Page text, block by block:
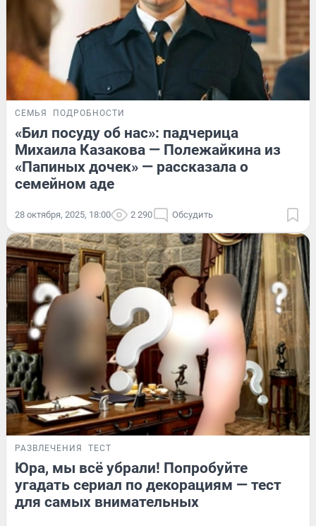
СЕМЬЯ ПОДРОБНОСТИ
«Бил посуду об нас»: падчерица
Михаила Казакова — Полежайкина из
«Папиных дочек» — рассказала о
семейном аде
28 октября, 2025, 18:00 2 290 Обсудить
РАЗВЛЕЧЕНИЯ ТЕСТ
Юра, мы всё убрали! Попробуйте
угадать сериал по декорациям — тест
для самых внимательных